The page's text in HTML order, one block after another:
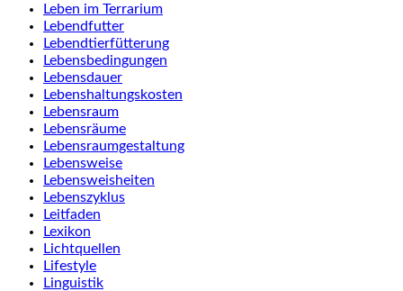
Leben im Terrarium
Lebendfutter
Lebendtierfütterung
Lebensbedingungen
Lebensdauer
Lebenshaltungskosten
Lebensraum
Lebensräume
Lebensraumgestaltung
Lebensweise
Lebensweisheiten
Lebenszyklus
Leitfaden
Lexikon
Lichtquellen
Lifestyle
Linguistik